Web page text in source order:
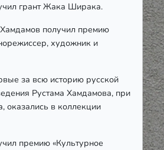
грант Жака Ширака.
получил премию
художник и
за всю историю русской
Рустама Хамдамова, при
оказались в коллекции
премию «Культурное